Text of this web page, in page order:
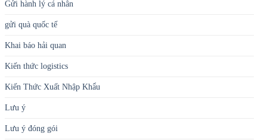
Gửi hành lý cá nhân
gửi quà quốc tế
Khai báo hải quan
Kiến thức logistics
Kiến Thức Xuất Nhập Khẩu
Lưu ý
Lưu ý đóng gói